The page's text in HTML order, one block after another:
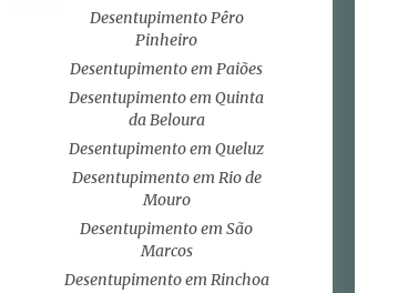
Desentupimento Pêro
Pinheiro
Desentupimento em Paiões
Desentupimento em Quinta
da Beloura
Desentupimento em Queluz
Desentupimento em Rio de
Mouro
Desentupimento em São
Marcos
Desentupimento em Rinchoa